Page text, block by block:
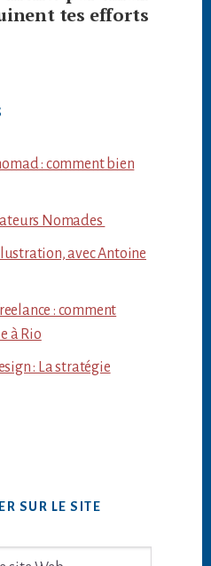
tes efforts
: comment bien
Nomades
avec Antoine
: comment
à Rio
: La stratégie
SUR LE SITE